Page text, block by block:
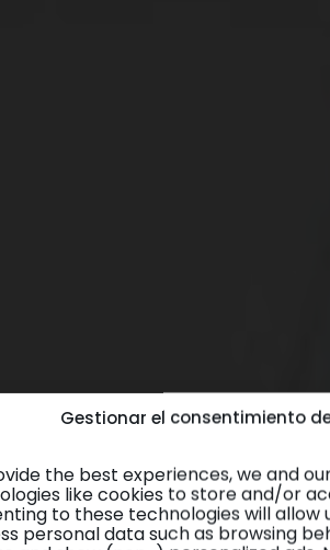
Gestionar el consentimiento
the best experiences, we and
like cookies to store and/or
to these technologies will allow
personal data such as browsing